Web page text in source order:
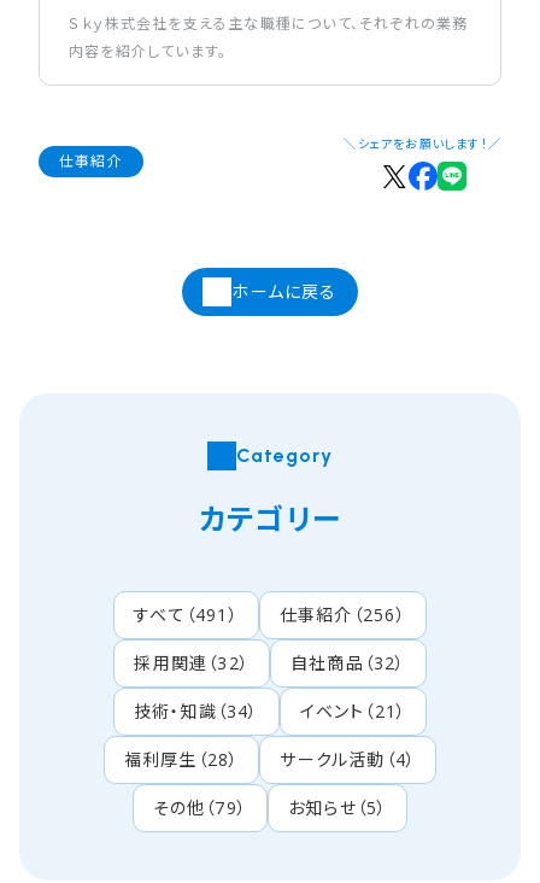
Ｓｋｙ株式会社を支える主な職種について、それぞれの業務
内容を紹介しています。
仕事紹介
＼シェアをお願いします！／
ホームに戻る
Category
カテゴリー
すべて （491） 仕事紹介 （256）
採用関連 （32） 自社商品 （32）
技術・知識 （34） イベント （21）
福利厚生 （28） サークル活動 （4）
その他 （79） お知らせ （5）